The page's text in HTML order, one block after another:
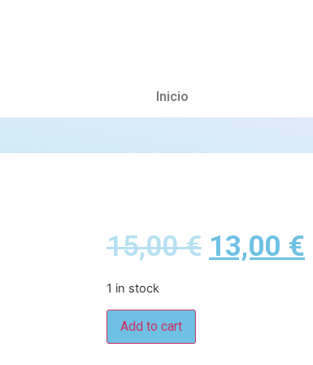
Inicio
15,00€ 13,00 €
1 in stock
Add to cart